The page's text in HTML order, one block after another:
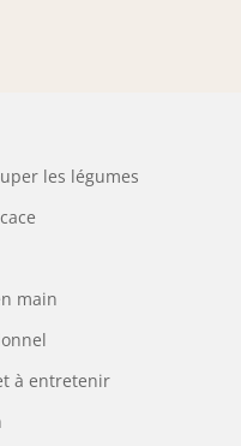
les légumes
main
à entretenir